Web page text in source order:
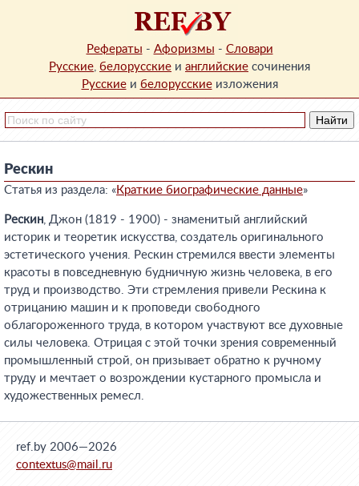
Рефераты - Афоризмы - Словари
Русские, белорусские и английские сочинения
Русскиеи белорусскиеизложения
Рескин
Статья из раздела: «Краткие биографические данные»
Рескин, Джон (1819 - 1900) - знаменитый английский
историк и теоретик искусства, создатель оригинального
эстетического учения. Рескин стремился ввести элементы
красоты в повседневную будничную жизнь человека, в его
труд и производство. Эти стремления привели Рескина к
отрицанию машин и к проповеди свободного
облагороженного труда, в котором участвуют все духовные
силы человека. Отрицая с этой точки зрения современный
промышленный строй, он призывает обратно к ручному
труду и мечтает о возрождении кустарного промысла и
художественных ремесл.
ref.by 2006—2026
contextus@mail.ru